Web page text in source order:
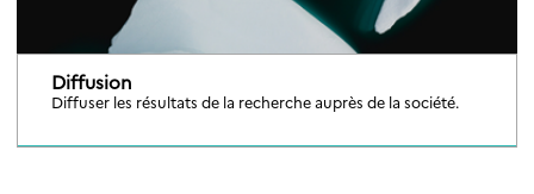
Diffusion
Diffuser les résultats de la recherche auprès de la société.